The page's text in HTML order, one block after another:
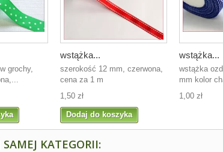
grochy,
wstążka...
szerokość 12 mm, czerwona,
cena za 1 m
1,50 zł
Dodaj do koszyka
wstążka...
wstążka
mm kolor
1,00 zł
KATEGORII: